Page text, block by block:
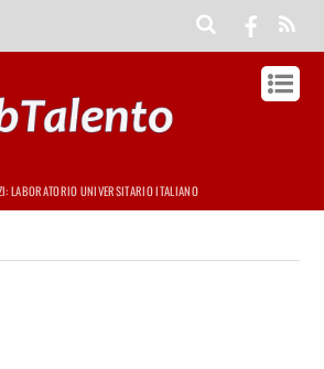
LABORATORIO UNIVERSITARIO ITALIANO